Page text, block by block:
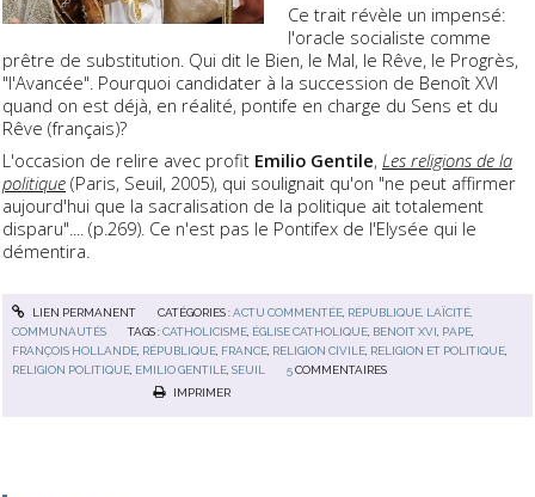
Ce trait révèle un impensé:
l'oracle socialiste comme
prêtre de substitution. Qui dit le Bien, le Mal, le Rêve, le Progrès,
"l'Avancée". Pourquoi candidater à la succession de Benoît XVI
quand on est déjà, en réalité, pontife en charge du Sens et du
Rêve (français)?
L'occasion de relire avec profit Emilio Gentile, Les religions de la
politique (Paris, Seuil, 2005), qui soulignait qu'on "ne peut affirmer
aujourd'hui que la sacralisation de la politique ait totalement
disparu".... (p.269). Ce n'est pas le Pontifex de l'Elysée qui le
démentira.
LIEN PERMANENT CATÉGORIES :ACTU COMMENTÉE, RÉPUBLIQUE, LAÏCITÉ,
COMMUNAUTÉS
TAGS :CATHOLICISME, ÉGLISE CATHOLIQUE, BENOIT XVI, PAPE,
FRANÇOIS HOLLANDE, RÉPUBLIQUE, FRANCE, RELIGION CIVILE, RELIGION ET POLITIQUE,
RELIGION POLITIQUE, EMILIO GENTILE,SEUIL 5 COMMENTAIRES
IMPRIMER